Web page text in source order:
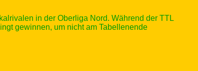
in der Oberliga Nord. Während der TTL
gewinnen, um nicht am Tabellenende